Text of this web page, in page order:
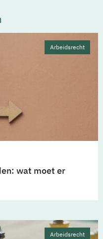
Arbeidsrecht
wat moet er
Arbeidsrecht